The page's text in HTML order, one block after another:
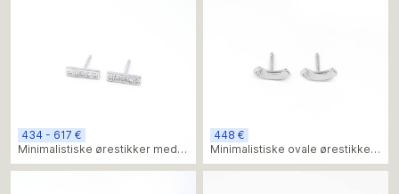
434 - 617 €
Minimalistiske ørestikker med
diamanter
448 €
Minimalistiske ovale ørestikker
med diamant